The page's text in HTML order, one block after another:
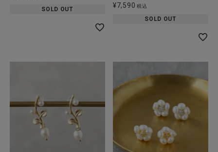
ブランド
ご利用ガイド
お問い合わせ
ショップリスト
SOLD OUT
¥7,590 税込
SOLD OUT